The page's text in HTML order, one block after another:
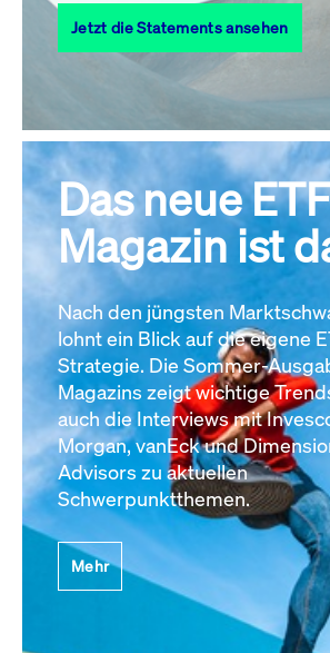
31
Alle Events
Jetzt die Statements ansehen
Das neue
Magazin ist
Nach den jüngsten
lohnt ein Blick auf die eigene
Strategie. Die Sommer-
Magazins zeigt wichtige
auch die Interviews mit
Morgan, vanEck und
Advisors zu aktuellen
Schwerpunktthemen.
Mehr